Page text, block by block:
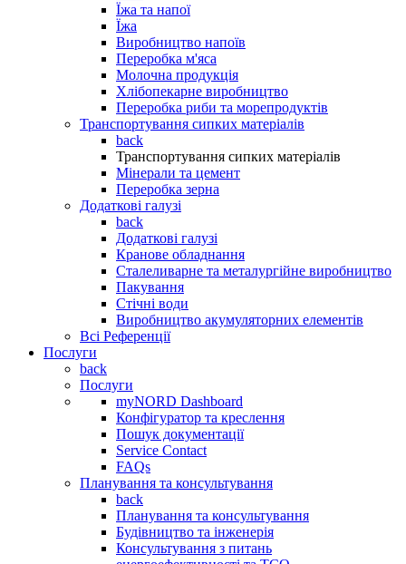
Їжа та напої
Їжа
Виробництво напоїв
Переробка м'яса
Молочна продукція
Хлібопекарне виробництво
Переробка риби та морепродуктів
Транспортування сипких матеріалів
back
Транспортування сипких матеріалів
Мінерали та цемент
Переробка зерна
Додаткові галузі
back
Додаткові галузі
Кранове обладнання
Сталеливарне та металургійне виробництво
Пакування
Стічні води
Виробництво акумуляторних елементів
Всі Референції
Послуги
back
Послуги
myNORD Dashboard
Конфігуратор та креслення
Пошук документації
Service Contact
FAQs
Планування та консультування
back
Планування та консультування
Будівництво та інженерія
Консультування з питань